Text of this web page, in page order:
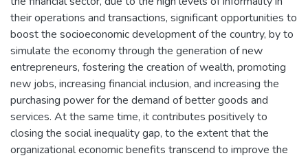
their operations and transactions, significant opportunities to
boost the socioeconomic development of the country, by to
simulate the economy through the generation of new
entrepreneurs, fostering the creation of wealth, promoting
new jobs, increasing financial inclusion, and increasing the
purchasing power for the demand of better goods and
services. At the same time, it contributes positively to
closing the social inequality gap, to the extent that the
organizational economic benefits transcend to improve the